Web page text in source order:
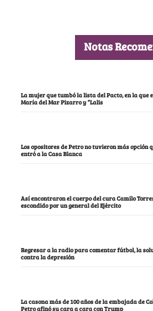
Notas
La mujer que tumbó la lista del Pacto, en la que
María del Mar Pizarro y “Lalis
Los opositores de Petro no tuvieron más
entró a la Casa Blanca
Así encontraron el cuerpo del cura Camilo
escondido por un general del Ejército
Regresar a la radio para comentar fútbol, la
contra la depresión
La casona más de 100 años de la embajada de
Petro afinó su cara a cara con Trump